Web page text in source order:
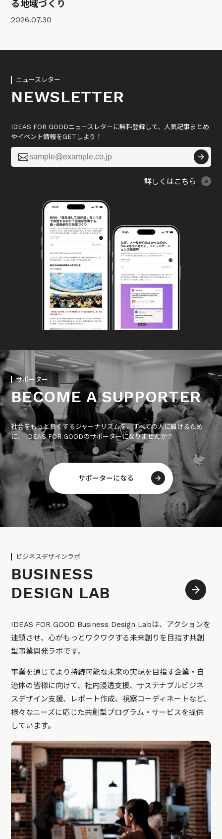
る地域づくり
2026.07.30
ニュースレター
NEWSLETTER
IDEAS FOR GOODニュースレターに無料登録して、人気記事まとめ
やイベント情報をGETしよう！

詳しくはこちら
サポーター
BECOME A SUPPORTER
社会をもっと良くするジャーナリズムを、すべての人に届けるため
に、 IDEAS FOR GOODのサポーターになりませんか？
サポーターになる
ビジネスデザインラボ
BUSINESS
DESIGN LAB
IDEAS FOR GOOD Business Design Labは、アクションを
連鎖させ、心がもっとワクワクする未来創りを目指す共創
型事業開発ラボです。
事業を通じてより持続可能な未来の実現を目指す企業・自
治体の皆様に向けて、社内浸透支援、サステナブルビジネ
スデザイン支援、レポート作成、視察コーディネートなど、
様々なニーズに応じた共創型プログラム・サービスを提供
しています。